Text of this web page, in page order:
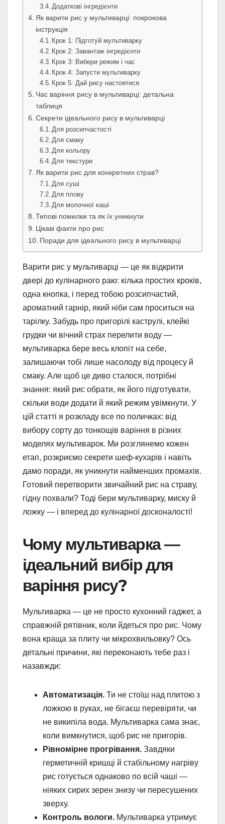
Додаткові інгредієнти
Як варити рис у мультиварці: покрокова
інструкція
Крок 1: Підготуй мультиварку
Крок 2: Завантаж інгредієнти
Крок 3: Вибери режим і час
Крок 4: Запусти мультиварку
Крок 5: Дай рису настоятися
Час варіння рису в мультиварці: детальна
таблиця
Секрети ідеального рису в мультиварці
Для розсипчастості
Для смаку
Для кольору
Для текстури
Як варити рис для конкретних страв?
Для суші
Для плову
Для молочної каші
Типові помилки та як їх уникнути
Цікаві факти про рис
Поради для ідеального рису в мультиварці
Варити рис у мультиварці — це як відкрити
двері до кулінарного раю: кілька простих кроків,
одна кнопка, і перед тобою розсипчастий,
ароматний гарнір, який ніби сам проситься на
тарілку. Забудь про пригорілі каструлі, клейкі
грудки чи вічний страх перелити воду —
мультиварка бере весь клопіт на себе,
залишаючи тобі лише насолоду від процесу й
смаку. Але щоб це диво сталося, потрібні
знання: який рис обрати, як його підготувати,
скільки води додати й який режим увімкнути. У
цій статті я розкладу все по поличках: від
вибору сорту до тонкощів варіння в різних
моделях мультиварок. Ми розглянемо кожен
етап, розкриємо секрети шеф-кухарів і навіть
дамо поради, як уникнути найменших промахів.
Готовий перетворити звичайний рис на страву,
гідну похвали? Тоді бери мультиварку, миску й
ложку — і вперед до кулінарної досконалості!
Чому мультиварка —
ідеальний вибір для
варіння рису?
Мультиварка — це не просто кухонний гаджет, а
справжній рятівник, коли йдеться про рис. Чому
вона краща за плиту чи мікрохвильовку? Ось
детальні причини, які переконають тебе раз і
назавжди:
Автоматизація. Ти не стоїш над плитою з
ложкою в руках, не бігаєш перевіряти, чи
не википіла вода. Мультиварка сама знає,
коли вимкнутися, щоб рис не пригорів.
Рівномірне прогрівання. Завдяки
герметичній кришці й стабільному нагріву
рис готується однаково по всій чаші —
ніяких сирих зерен знизу чи пересушених
зверху.
Контроль вологи. Мультиварка утримує